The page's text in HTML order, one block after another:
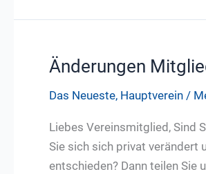
Änderungen
Das Neueste, Hauptverein /
Liebes Vereinsmitglied, Sind
Sie sich sich privat verändert
entschieden? Dann teilen Sie